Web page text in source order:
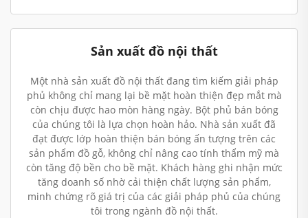
Sản xuất đồ nội thất
Một nhà sản xuất đồ nội thất đang tìm kiếm giải pháp
phủ không chỉ mang lại bề mặt hoàn thiện đẹp mắt mà
còn chịu được hao mòn hàng ngày. Bột phủ bán bóng
của chúng tôi là lựa chọn hoàn hảo. Nhà sản xuất đã
đạt được lớp hoàn thiện bán bóng ấn tượng trên các
sản phẩm đồ gỗ, không chỉ nâng cao tính thẩm mỹ mà
còn tăng độ bền cho bề mặt. Khách hàng ghi nhận mức
tăng doanh số nhờ cải thiện chất lượng sản phẩm,
minh chứng rõ giá trị của các giải pháp phủ của chúng
tôi trong ngành đồ nội thất.